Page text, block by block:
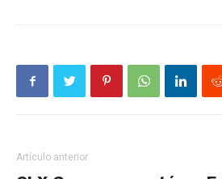
Artículo anterior